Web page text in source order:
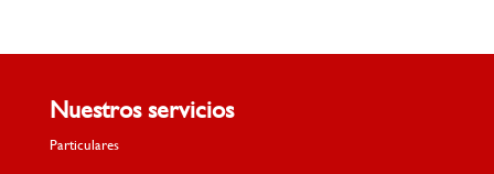
Nuestros servicios
Particulares